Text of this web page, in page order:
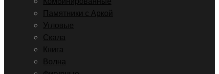
Памятники с Аркой
Угловые
Скала
Книга
Волна